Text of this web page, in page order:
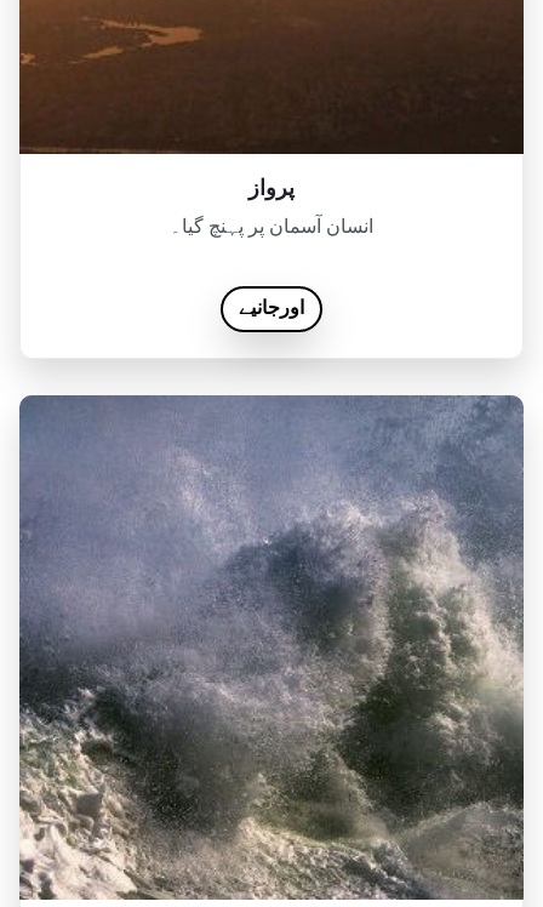
پرواز
انسان آسمان پر پہنچ گیا۔
اورجانیے